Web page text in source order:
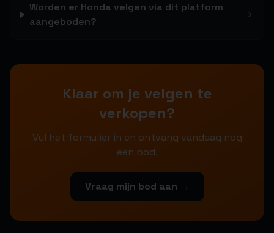
Worden er Honda velgen via dit platform
aangeboden?
Klaar om je velgen te
verkopen?
Vul het formulier in en ontvang vandaag nog
een bod.
Vraag mijn bod aan →